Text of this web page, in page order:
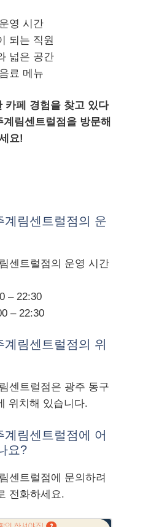
영 시간
되는 직원
넓은 공간
료 메뉴
카페 경험을 찾고 있다
림센트럴점을 방문해
요!
계림센트럴점의 운
센트럴점의 운영 시간
– 22:30
– 22:30
림센트럴점의 위
센트럴점은 광주 동구
위치해 있습니다.
림센트럴점에 어
요?
센트럴점에 문의하려
전화하세요.